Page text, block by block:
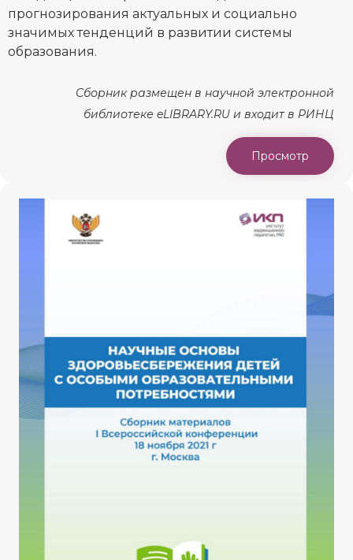
прогнозирования актуальных и социально
значимых тенденций в развитии системы
образования.
Сборник размещен в научной электронной
библиотеке eLIBRARY.RU и входит в РИНЦ
Просмотр